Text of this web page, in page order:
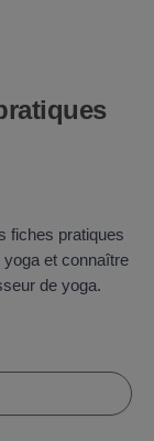
fiches pratiques
et connaître
de yoga.